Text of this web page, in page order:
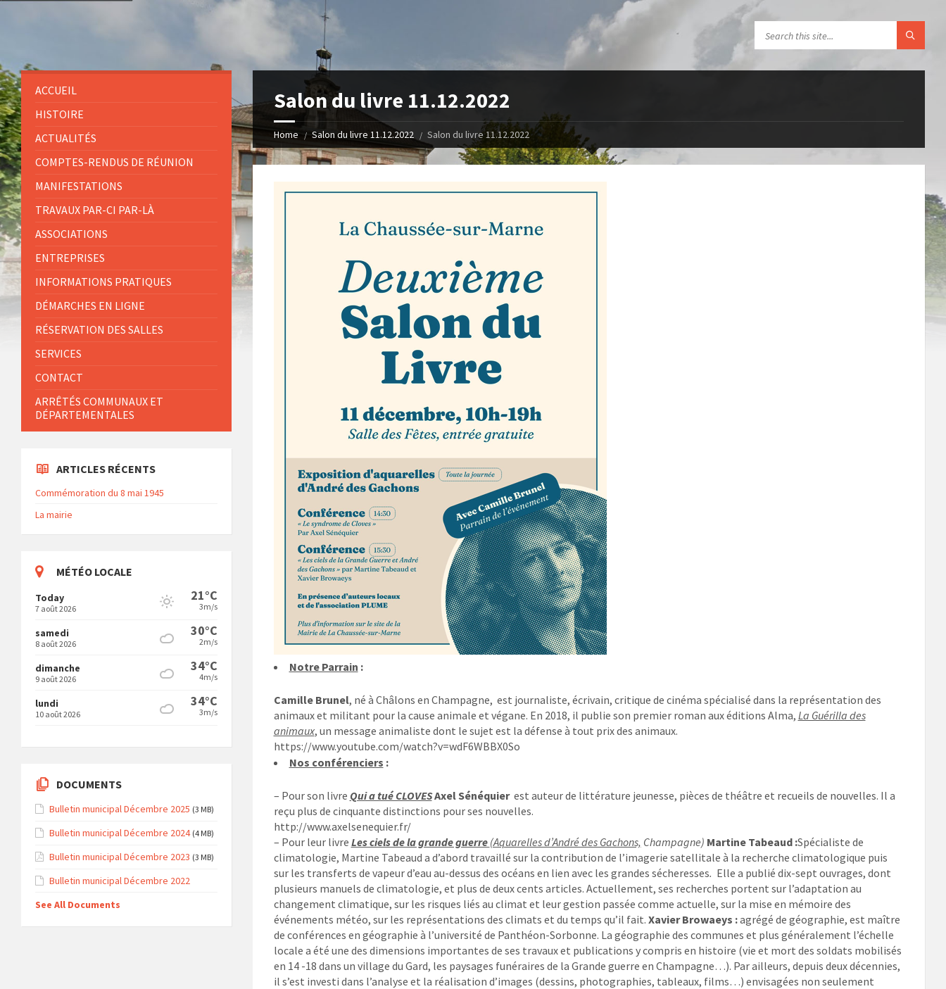
Salon du livre 11.12.2022
Home Salon du livre 11.12.2022 Salon du livre 11.12.2022
Notre Parrain :
Camille Brunel, né à Châlons en Champagne, est journaliste, écrivain, critique de cinéma spécialisé dans la représentation des
animaux et militant pour la cause animale et végane. En 2018, il publie son premier roman aux éditions Alma, La Guérilla des
animaux, un message animaliste dont le sujet est la défense à tout prix des animaux.
https://www.youtube.com/watch?v=wdF6WBBX0So
Nos conférenciers :
– Pour son livre Qui a tué CLOVESAxel Sénéquierest auteur de littérature jeunesse, pièces de théâtre et recueils de nouvelles. Il a
reçu plus de cinquante distinctions pour ses nouvelles.
http://www.axelsenequier.fr/
– Pour leur livre Les ciels de la grande guerre (Aquarelles d’André des Gachons, Champagne) Martine Tabeaud :Spécialiste de
climatologie, Martine Tabeaud a d’abord travaillé sur la contribution de l’imagerie satellitale à la recherche climatologique puis
sur les transferts de vapeur d’eau au-dessus des océans en lien avec les grandes sécheresses. Elle a publié dix-sept ouvrages, dont
plusieurs manuels de climatologie, et plus de deux cents articles. Actuellement, ses recherches portent sur l’adaptation au
changement climatique, sur les risques liés au climat et leur gestion passée comme actuelle, sur la mise en mémoire des
événements météo, sur les représentations des climats et du temps qu’il fait. Xavier Browaeys :agrégé de géographie, est maître
de conférences en géographie à l’université de Panthéon-Sorbonne. La géographie des communes et plus généralement l’échelle
locale a été une des dimensions importantes de ses travaux et publications y compris en histoire (vie et mort des soldats mobilisés
en 14 -18 dans un village du Gard, les paysages funéraires de la Grande guerre en Champagne…). Par ailleurs, depuis deux décennies,
il s’est investi dans l’analyse et la réalisation d’images (dessins, photographies, tableaux, films…) envisagées non seulement
ACCUEIL
HISTOIRE
ACTUALITÉS
COMPTES-RENDUS DE RÉUNION
MANIFESTATIONS
TRAVAUX PAR-CI PAR-LÀ
ASSOCIATIONS
ENTREPRISES
INFORMATIONS PRATIQUES
DÉMARCHES EN LIGNE
RÉSERVATION DES SALLES
SERVICES
CONTACT
ARRÊTÉS COMMUNAUX ET
DÉPARTEMENTALES
ARTICLES RÉCENTS
Commémoration du 8 mai 1945
La mairie
MÉTÉO LOCALE
Today
7 août 2026
21°C
3m/s
samedi
8 août 2026
30°C
2m/s
dimanche
9 août 2026
34°C
4m/s
lundi
10 août 2026
34°C
3m/s
DOCUMENTS
Bulletin municipal Décembre 2025 (3 MB)
Bulletin municipal Décembre 2024 (4 MB)
Bulletin municipal Décembre 2023 (3 MB)
Bulletin municipal Décembre 2022
See All Documents